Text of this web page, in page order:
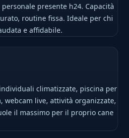
presente h24. Capacità
routine fissa. Ideale per chi
e affidabile.
climatizzate, piscina per
webcam live, attività organizzate,
il massimo per il proprio cane